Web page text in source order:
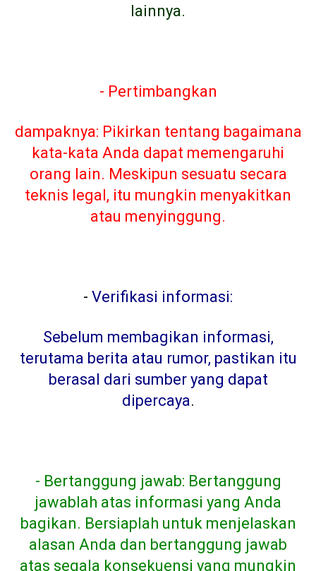
lainnya.
- Pertimbangkan
dampaknya: Pikirkan tentang bagaimana
kata-kata Anda dapat memengaruhi
orang lain. Meskipun sesuatu secara
teknis legal, itu mungkin menyakitkan
atau menyinggung.
- Verifikasi informasi:
Sebelum membagikan informasi,
terutama berita atau rumor, pastikan itu
berasal dari sumber yang dapat
dipercaya.
- Bertanggung jawab: Bertanggung
jawablah atas informasi yang Anda
bagikan. Bersiaplah untuk menjelaskan
alasan Anda dan bertanggung jawab
atas segala konsekuensi yang mungkin